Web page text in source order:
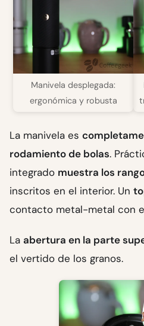
Manivela desplegada:
ergonómica y robusta
La manivela es
rodamiento de bolas.
integrado muestra los
inscritos en el interior. Un
contacto metal-metal con
La abertura en la parte
el vertido de los granos.